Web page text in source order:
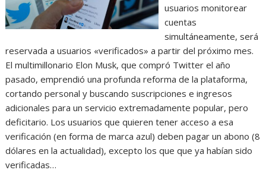
usuarios monitorear
cuentas
simultáneamente, será
reservada a usuarios «verificados» a partir del próximo mes.
El multimillonario Elon Musk, que compró Twitter el año
pasado, emprendió una profunda reforma de la plataforma,
cortando personal y buscando suscripciones e ingresos
adicionales para un servicio extremadamente popular, pero
deficitario. Los usuarios que quieren tener acceso a esa
verificación (en forma de marca azul) deben pagar un abono (8
dólares en la actualidad), excepto los que que ya habían sido
verificadas…